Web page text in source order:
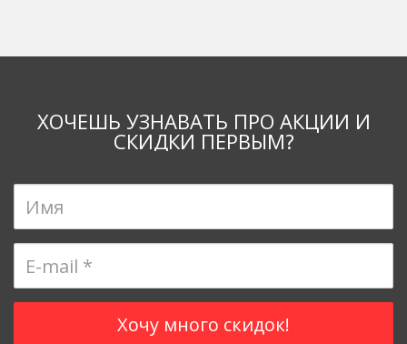
ХОЧЕШЬ УЗНАВАТЬ ПРО АКЦИИ И
СКИДКИ ПЕРВЫМ?